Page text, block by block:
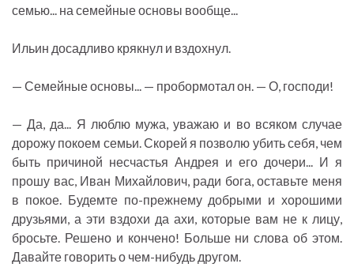
семью... на семейные основы вообще...
Ильин досадливо крякнул и вздохнул.
— Семейные основы... — пробормотал он. — О, господи!
— Да, да... Я люблю мужа, уважаю и во всяком случае
дорожу покоем семьи. Скорей я позволю убить себя, чем
быть причиной несчастья Андрея и его дочери... И я
прошу вас, Иван Михайлович, ради бога, оставьте меня
в покое. Будемте по-прежнему добрыми и хорошими
друзьями, а эти вздохи да ахи, которые вам не к лицу,
бросьте. Решено и кончено! Больше ни слова об этом.
Давайте говорить о чем-нибудь другом.